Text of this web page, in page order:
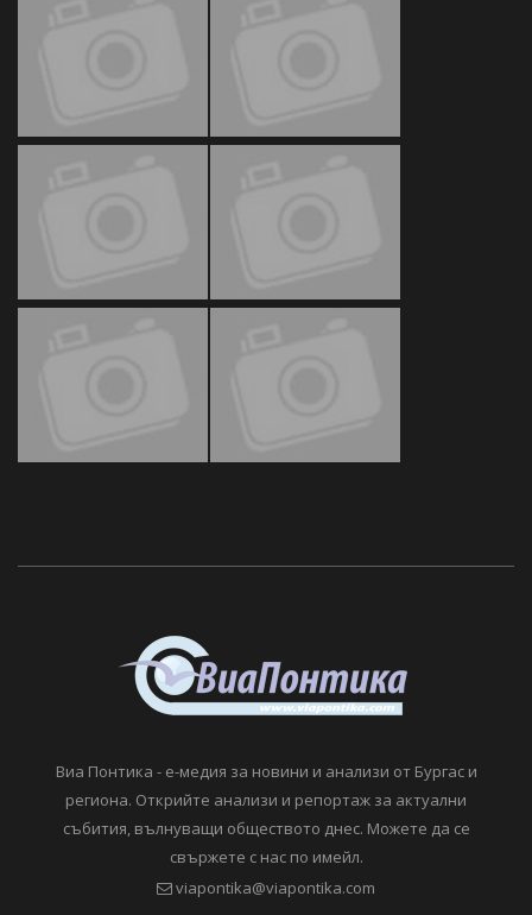
Виа Понтика - е-медия за новини и анализи от Бургас и
региона. Открийте анализи и репортаж за актуални
събития, вълнуващи обществото днес. Можете да се
свържете с нас по имейл.
viapontika@viapontika.com